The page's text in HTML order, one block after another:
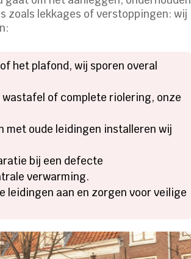
zoals lekkages of verstoppingen: wij
het plafond, wij sporen overal
of complete riolering, onze
met oude leidingen installeren wij
bij een defecte
verwarming.
leidingen aan en zorgen voor veilige